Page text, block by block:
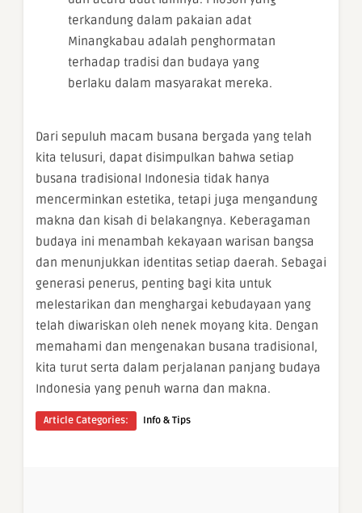
terkandung dalam pakaian adat
Minangkabau adalah penghormatan
terhadap tradisi dan budaya yang
berlaku dalam masyarakat mereka.
Dari sepuluh macam busana bergada yang telah
kita telusuri, dapat disimpulkan bahwa setiap
busana tradisional Indonesia tidak hanya
mencerminkan estetika, tetapi juga mengandung
makna dan kisah di belakangnya. Keberagaman
budaya ini menambah kekayaan warisan bangsa
dan menunjukkan identitas setiap daerah. Sebagai
generasi penerus, penting bagi kita untuk
melestarikan dan menghargai kebudayaan yang
telah diwariskan oleh nenek moyang kita. Dengan
memahami dan mengenakan busana tradisional,
kita turut serta dalam perjalanan panjang budaya
Indonesia yang penuh warna dan makna.
Article Categories: Info & Tips